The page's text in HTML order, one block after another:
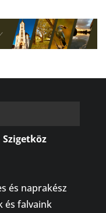
és naprakész
és falvaink